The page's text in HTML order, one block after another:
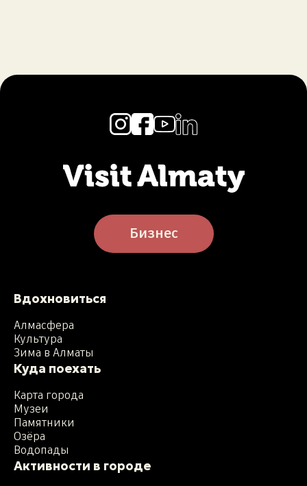
Бизнес
Вдохновиться
Алмасфера
Культура
Зима в Алматы
Куда поехать
Карта города
Музеи
Памятники
Озёра
Водопады
Активности в городе